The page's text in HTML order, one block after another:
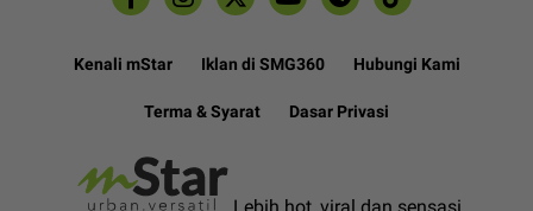
Kenali mStar Iklan di SMG360 Hubungi Kami
Terma & Syarat Dasar Privasi